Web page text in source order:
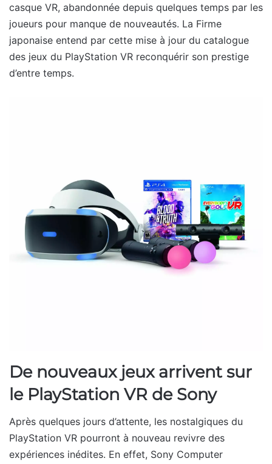
casque VR, abandonnée depuis quelques temps par les
joueurs pour manque de nouveautés. La Firme
japonaise entend par cette mise à jour du catalogue
des jeux du PlayStation VR reconquérir son prestige
d’entre temps.
De nouveaux jeux arrivent sur
le PlayStation VR de Sony
Après quelques jours d’attente, les nostalgiques du
PlayStation VR pourront à nouveau revivre des
expériences inédites. En effet, Sony Computer